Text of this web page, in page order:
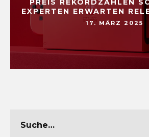
PREIS REKORDZAHLEN
EXPERTEN ERWARTEN
17. MÄRZ 2025